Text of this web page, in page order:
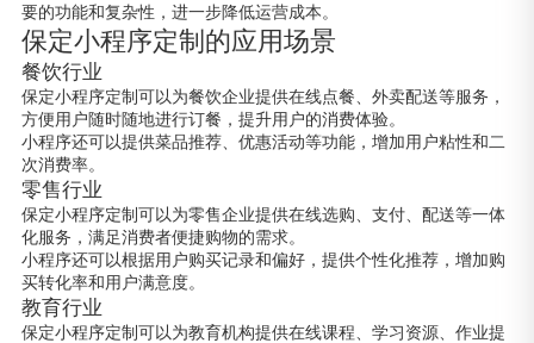
要的功能和复杂性，进一步降低运营成本。
保定小程序定制的应用场景
餐饮行业
保定小程序定制可以为餐饮企业提供在线点餐、外卖配送等服务，
方便用户随时随地进行订餐，提升用户的消费体验。
小程序还可以提供菜品推荐、优惠活动等功能，增加用户粘性和二
次消费率。
零售行业
保定小程序定制可以为零售企业提供在线选购、支付、配送等一体
化服务，满足消费者便捷购物的需求。
小程序还可以根据用户购买记录和偏好，提供个性化推荐，增加购
买转化率和用户满意度。
教育行业
保定小程序定制可以为教育机构提供在线课程、学习资源、作业提